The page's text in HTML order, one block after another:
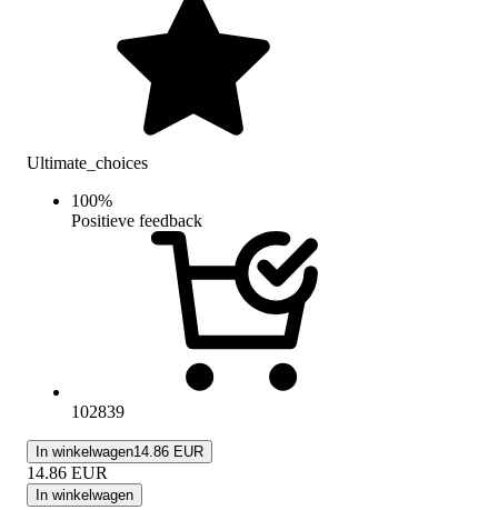
Ultimate_choices
100%
Positieve feedback
102839
In winkelwagen14.86 EUR
14.86 EUR
In winkelwagen